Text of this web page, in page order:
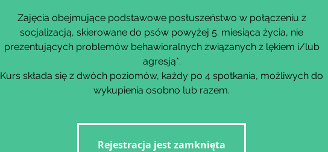
Zajęcia obejmujące podstawowe posłuszeństwo w połączeniu z
socjalizacją, skierowane do psów powyżej 5. miesiąca życia, nie
prezentujących problemów behawioralnych związanych z lękiem i/lub
agresją*.
Kurs składa się z dwóch poziomów, każdy po 4 spotkania, możliwych do
wykupienia osobno lub razem.
Rejestracja jest zamknięta